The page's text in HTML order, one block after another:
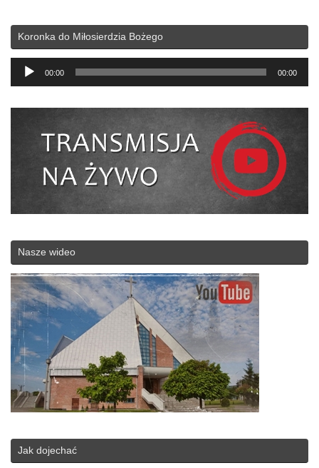
Koronka do Miłosierdzia Bożego
Odtwarzacz
plików
00:00 00:00
Nasze wideo
Jak dojechać